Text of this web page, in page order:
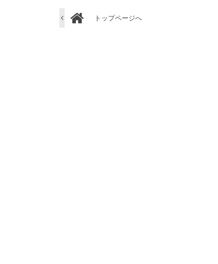
トップページへ